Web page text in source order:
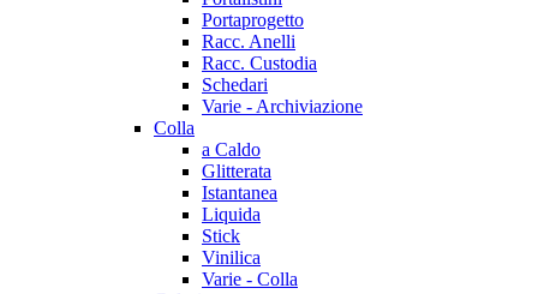
Portaprogetto
Racc. Anelli
Racc. Custodia
Schedari
Varie - Archiviazione
Colla
a Caldo
Glitterata
Istantanea
Liquida
Stick
Vinilica
Varie - Colla